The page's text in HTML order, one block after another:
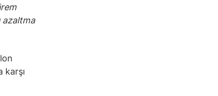
azaltma
karşı